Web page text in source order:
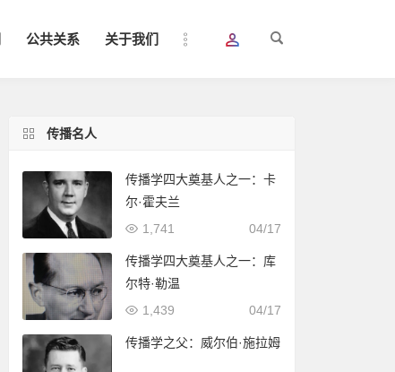
公共关系 关于我们
传播名人
传播学四大奠基人之一：卡
尔·霍夫兰
04/17
1,741
传播学四大奠基人之一：库
尔特·勒温
04/17
1,439
传播学之父：威尔伯·施拉姆